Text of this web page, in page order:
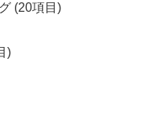
(20項目)
)